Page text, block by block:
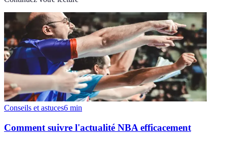
Conseils et astuces6 min
Comment suivre l'actualité NBA efficacement